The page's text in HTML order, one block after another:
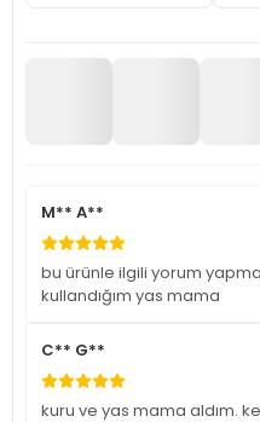
M** A**
bu ürünle ilgili yorum
kullandığım yas mama
C** G**
kuru ve yas mama aldım.